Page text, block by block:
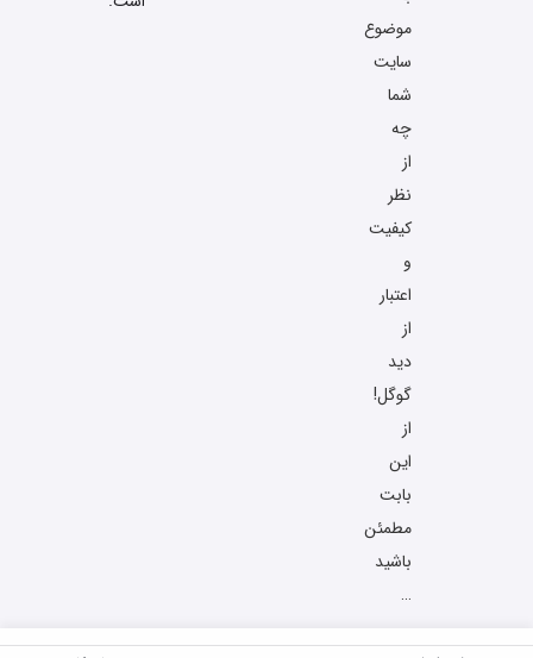
موضوع
سایت
شما
چه
از
نظر
کیفیت
و
اعتبار
از
دید
گوگل!
از
این
بابت
مطمئن
باشید
…